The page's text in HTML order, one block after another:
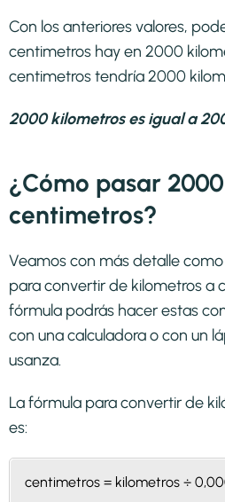
Con los anteriores valores,
centimetros hay en 2000
centimetros tendría 2000
2000 kilometros es igual a
¿Cómo pasar
centimetros?
Veamos con más detalle
para convertir de kilometros a
fórmula podrás hacer estas
con una calculadora o con un
usanza.
La fórmula para convertir de
es:
centimetros = kilometros ÷